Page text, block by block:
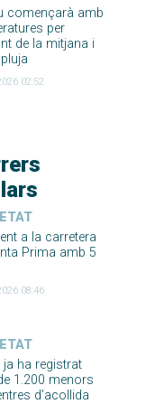
començarà amb
per
de la mitjana i
02:52
a la carretera
Prima amb 5
08:46
ja ha registrat
1.200 menors
d’acollida